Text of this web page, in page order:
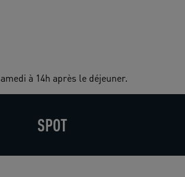
à 14h après le déjeuner.
SPOT